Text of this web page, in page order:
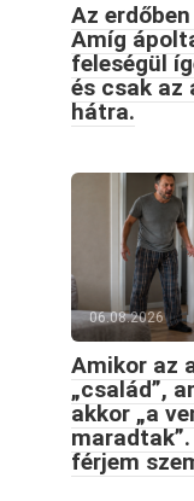
Az
Amíg
feleségül
és csak az
hátra.
06.08.2026
Amikor az
„család”,
akkor „a
férjem